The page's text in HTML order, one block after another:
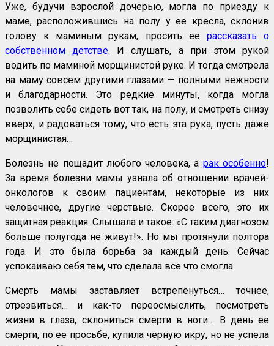
Уже, будучи взрослой дочерью, могла по приезду к
маме, расположившись на полу у ее кресла, склонив
голову к маминым рукам, просить ее рассказать о
собственном детстве. И слушать, а при этом рукой
водить по маминой морщинистой руке. И тогда смотрела
на маму совсем другими глазами — полными нежности
и благодарности. Это редкие минуты, когда могла
позволить себе сидеть вот так, на полу, и смотреть снизу
вверх, и радоваться тому, что есть эта рука, пусть даже
морщинистая…
Болезнь не пощадит любого человека, а рак особенно!
За время болезни мамы узнала об отношении врачей-
онкологов к своим пациентам, некоторые из них
человечнее, другие черствые. Скорее всего, это их
защитная реакция. Слышала и такое: «С таким диагнозом
больше полугода не живут!». Но мы протянули полтора
года. И это была борьба за каждый день. Сейчас
успокаиваю себя тем, что сделала все что смогла.
Смерть мамы заставляет встрепенуться… точнее,
отрезвиться… и как-то переосмыслить, посмотреть
жизни в глаза, склониться смерти в ноги… В день ее
смерти, по ее просьбе, купила черную икру, но не успела